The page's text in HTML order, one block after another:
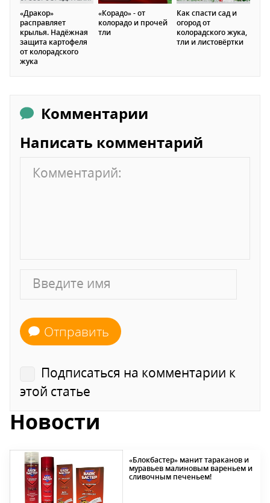
«Дракор»
расправляет
крылья. Надёжная
защита картофеля
от колорадского
жука
«Корадо» - от
колорадо и прочей
тли
Как спасти сад и
огород от
колорадского жука,
тли и листовёртки
Комментарии
Написать комментарий
Отправить
Подписаться на комментарии к
этой статье
Новости
«Блокбастер» манит тараканов и
муравьев малиновым вареньем и
сливочным печеньем!